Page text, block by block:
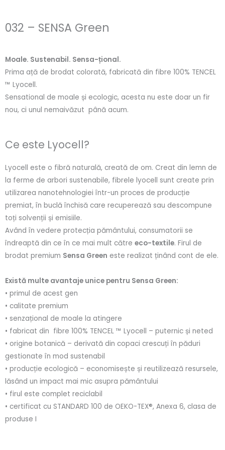
032 – SENSA Green
Moale. Sustenabil. Sensa-țional.
Prima ață de brodat colorată, fabricată din fibre 100% TENCEL
™ Lyocell.
Sensational de moale și ecologic, acesta nu este doar un fir
nou, ci unul nemaivăzut până acum.
Ce este Lyocell?
Lyocell este o fibră naturală, creată de om. Creat din lemn de
la ferme de arbori sustenabile, fibrele lyocell sunt create prin
utilizarea nanotehnologiei într-un proces de producție
premiat, în buclă închisă care recuperează sau descompune
toți solvenții și emisiile.
Având în vedere protecția pământului, consumatorii se
îndreaptă din ce în ce mai mult către eco-textile. Firul de
brodat premium Sensa Green este realizat ținând cont de ele.
Există multe avantaje unice pentru Sensa Green:
• primul de acest gen
• calitate premium
• senzațional de moale la atingere
• fabricat din fibre 100% TENCEL ™ Lyocell – puternic și neted
• origine botanică – derivată din copaci crescuți în păduri
gestionate în mod sustenabil
• producție ecologică – economisește și reutilizează resursele,
lăsând un impact mai mic asupra pământului
• firul este complet reciclabil
• certificat cu STANDARD 100 de OEKO-TEX®, Anexa 6, clasa de
produse I